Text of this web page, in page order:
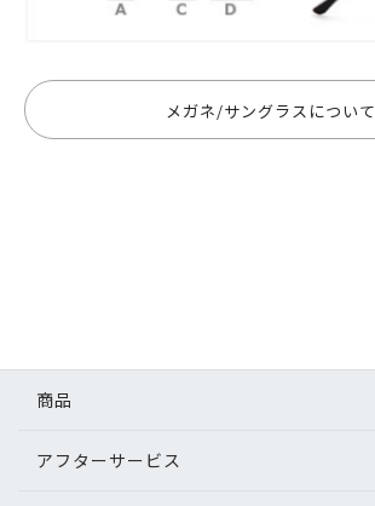
メガネ/サングラスについて
商品
アフターサービス